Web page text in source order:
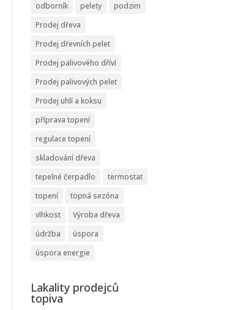
odborník
pelety
podzim
Prodej dřeva
Prodej dřevních pelet
Prodej palivového dříví
Prodej palivových pelet
Prodej uhlí a koksu
příprava topení
regulace topení
skladování dřeva
tepelné čerpadlo
termostat
topení
topná sezóna
vlhkost
Výroba dřeva
údržba
úspora
úspora energie
Lakality prodejců
topiva